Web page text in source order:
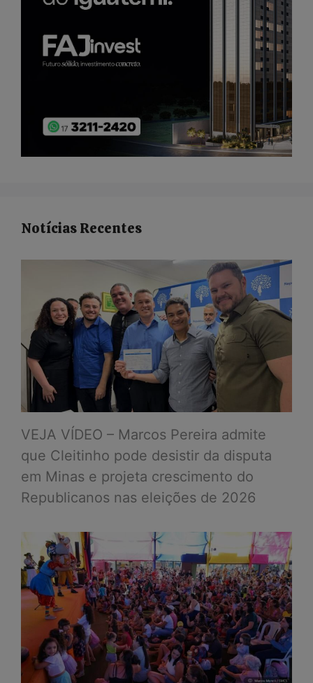
Notícias Recentes
VEJA VÍDEO – Marcos Pereira admite
que Cleitinho pode desistir da disputa
em Minas e projeta crescimento do
Republicanos nas eleições de 2026